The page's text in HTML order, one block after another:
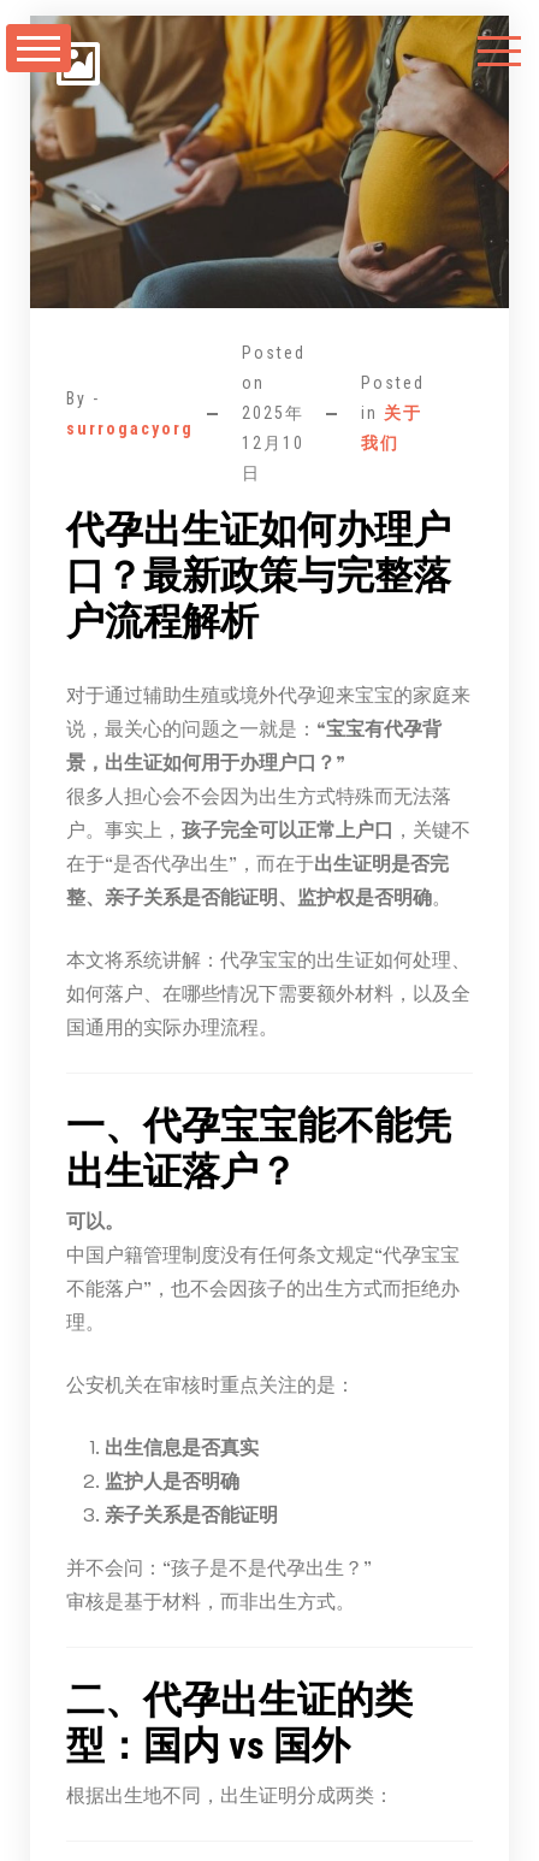
至
By -
surrogacyorg
Posted
on
2025年
12月10
日
Posted
in 关于
我们
代孕出生证如何办理户
口？最新政策与完整落
户流程解析
对于通过辅助生殖或境外代孕迎来宝宝的家庭来
说，最关心的问题之一就是： “宝宝有代孕背
景，出生证如何用于办理户口？”
很多人担心会不会因为出生方式特殊而无法落
户。事实上， 孩子完全可以正常上户口 ，关键不
在于“是否代孕出生”，而在于出生证明是否完
整、亲子关系是否能证明、监护权是否明确。
本文将系统讲解：代孕宝宝的出生证如何处理、
如何落户、在哪些情况下需要额外材料，以及全
国通用的实际办理流程。
一、代孕宝宝能不能凭
出生证落户？
可以。
中国户籍管理制度没有任何条文规定“代孕宝宝
不能落户”，也不会因孩子的出生方式而拒绝办
理。
公安机关在审核时重点关注的是：
出生信息是否真实
监护人是否明确
亲子关系是否能证明
并不会问：“孩子是不是代孕出生？”
审核是基于材料，而非出生方式。
二、代孕出生证的类
型：国内 vs 国外
根据出生地不同，出生证明分成两类：